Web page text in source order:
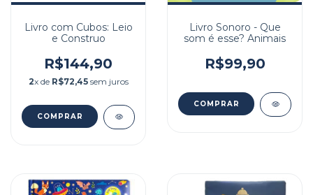
Livro com Cubos: Leio
e Construo
R$144,90
2x de R$72,45sem juros
Livro Sonoro - Que
som é esse? Animais
R$99,90